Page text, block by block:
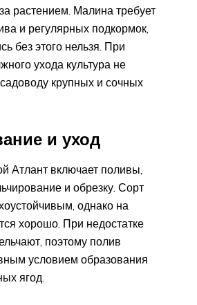
растением. Малина требует
и регулярных подкормок,
без этого нельзя. При
ухода культура не
крупных и сочных
и уход
Атлант включает поливы,
и обрезку. Сорт
однако на
хорошо. При недостатке
поэтому полив
условием образования
ягод.